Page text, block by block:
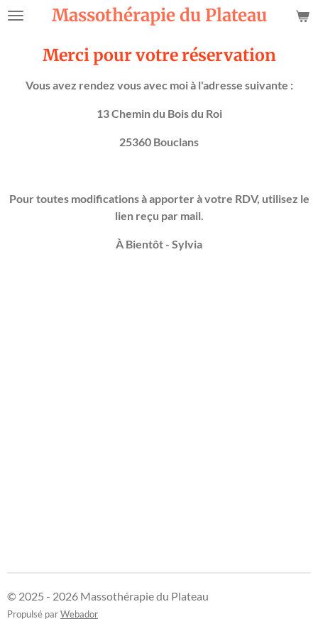
Passer
contenu
Massothérapiedu Plateau
Merci pour votre réservation
Vous avez rendez vous avec moi à l'adresse suivante :
13 Chemin du Bois du Roi
25360 Bouclans
Pour toutes modifications à apporter à votre RDV, utilisez le
lien reçu par mail.
À Bientôt - Sylvia
© 2025 - 2026 Massothérapie du Plateau
Propulsé parWebador